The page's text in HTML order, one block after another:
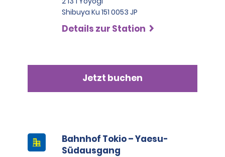
Shibuya Ku 151 0053 JP
Details zur Station
Jetzt buchen
Bahnhof Tokio – Yaesu-
Südausgang